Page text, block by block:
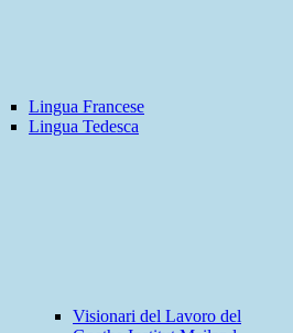
Lingua Francese
Lingua Tedesca
Visionari del Lavoro del